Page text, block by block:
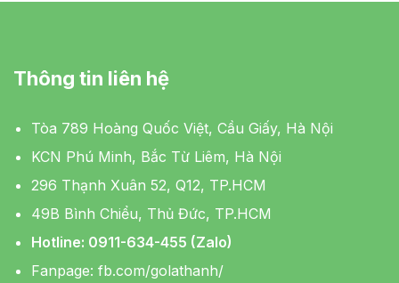
Thông tin liên hệ
Tòa 789 Hoàng Quốc Việt, Cầu Giấy, Hà Nội
KCN Phú Minh, Bắc Từ Liêm, Hà Nội
296 Thạnh Xuân 52, Q12, TP.HCM
49B Bình Chiểu, Thủ Đức, TP.HCM
Hotline: 0911-634-455 (Zalo)
Fanpage: fb.com/golathanh/